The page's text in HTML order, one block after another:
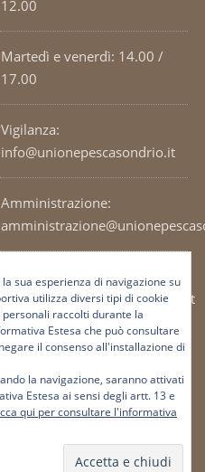
12.00
Martedì e venerdì: 14.00 /
17.00
Vigilanza:
info@unionepescasondrio.it
Amministrazione:
Ufficio tecnico:
tecnico@unionepescasondrio.it
Informazioni:
info@unionepescasondrio.it
sua esperienza di navigazione su
utilizza diversi tipi di cookie
raccolti durante la
Estesa che può consultare
il consenso all'installazione di
la navigazione, saranno attivati
Estesa ai sensi degli artt. 13 e
qui per consultare l'informativa